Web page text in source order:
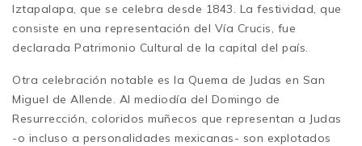
Iztapalapa, que se celebra desde 1843. La festividad, que
consiste en una representación del Vía Crucis, fue
declarada Patrimonio Cultural de la capital del país.
Otra celebración notable es la Quema de Judas en San
Miguel de Allende. Al mediodía del Domingo de
Resurrección, coloridos muñecos que representan a Judas
-o incluso a personalidades mexicanas- son explotados